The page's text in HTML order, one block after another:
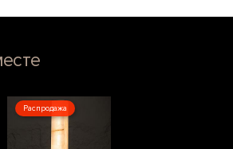
Распродажа